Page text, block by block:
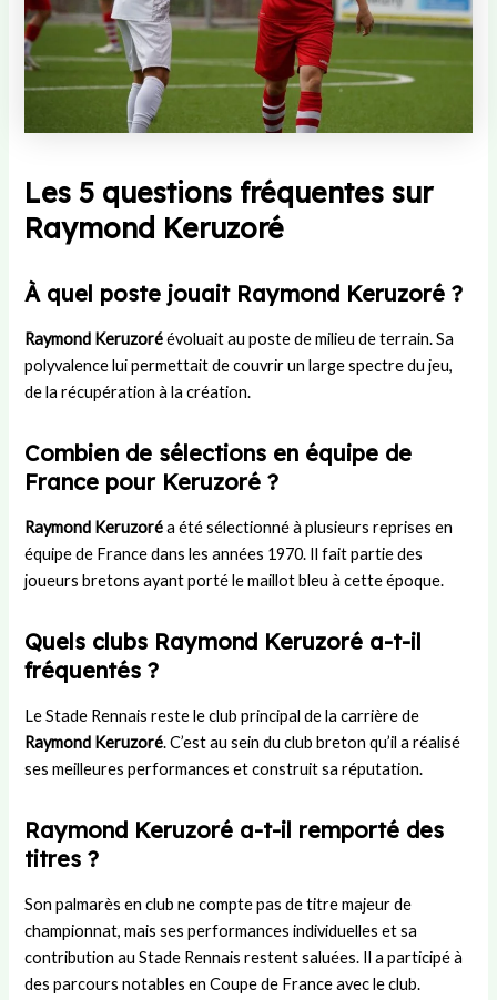
Les 5 questions fréquentes sur
Raymond Keruzoré
À quel poste jouait Raymond Keruzoré ?
Raymond Keruzoréévoluait au poste de milieu de terrain. Sa
polyvalence lui permettait de couvrir un large spectre du jeu,
de la récupération à la création.
Combien de sélections en équipe de
France pour Keruzoré ?
Raymond Keruzoréa été sélectionné à plusieurs reprises en
équipe de France dans les années 1970. Il fait partie des
joueurs bretons ayant porté le maillot bleu à cette époque.
Quels clubs Raymond Keruzoré a-t-il
fréquentés ?
Le Stade Rennais reste le club principal de la carrière de
Raymond Keruzoré. C’est au sein du club breton qu’il a réalisé
ses meilleures performances et construit sa réputation.
Raymond Keruzoré a-t-il remporté des
titres ?
Son palmarès en club ne compte pas de titre majeur de
championnat, mais ses performances individuelles et sa
contribution au Stade Rennais restent saluées. Il a participé à
des parcours notables en Coupe de France avec le club.